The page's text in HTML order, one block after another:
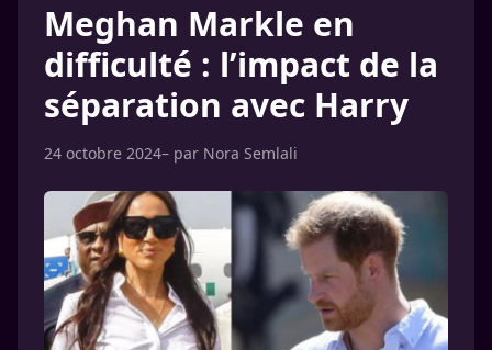
Meghan Markle en
difficulté : l’impact de la
séparation avec Harry
24 octobre 2024– par Nora Semlali